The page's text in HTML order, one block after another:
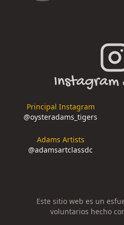
Instagram
Principal Instagram
@oysteradams_tigers
Adams Artists
@adamsartclassdc
Este sitio web es un
voluntarios hecho